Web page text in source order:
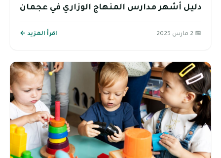
دليل أشهر مدارس المنهاج الوزاري في عجمان
📅 2 مارس 2025 اقرأ المزيد ←